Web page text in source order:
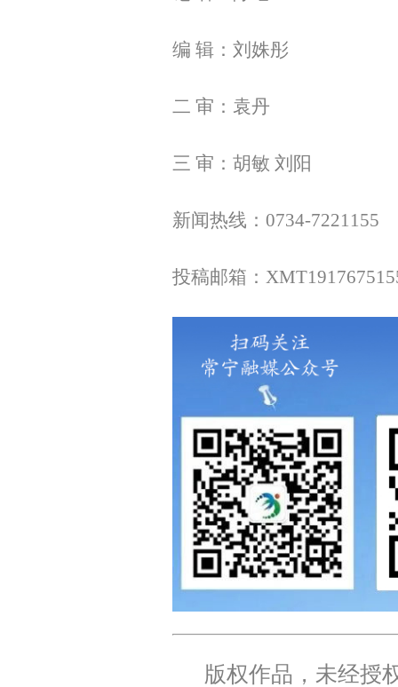
编 辑：刘姝彤
二 审：袁丹
三 审：胡敏 刘阳
新闻热线：0734-7221155
投稿邮箱：
版权作品，未经授